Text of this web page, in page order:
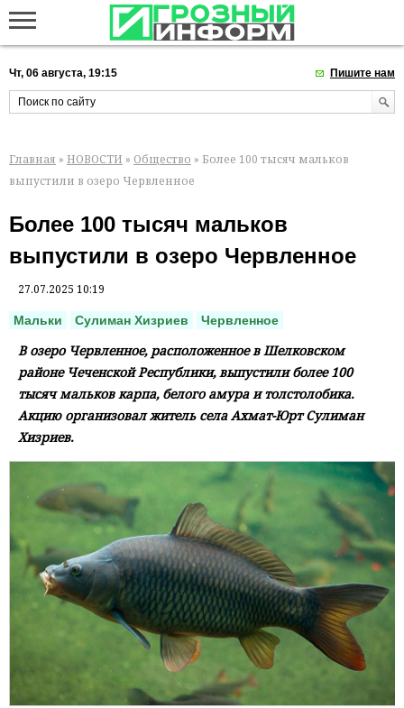
Чт, 06 августа, 19:15 Пишите нам
Главная » НОВОСТИ » Общество » Более 100 тысяч мальков
выпустили в озеро Червленное
Более 100 тысяч мальков
выпустили в озеро Червленное
27.07.2025 10:19
Мальки Сулиман Хизриев Червленное
В озеро Червленное, расположенное в Шелковском
районе Чеченской Республики, выпустили более 100
тысяч мальков карпа, белого амура и толстолобика.
Акцию организовал житель села Ахмат-Юрт Сулиман
Хизриев.